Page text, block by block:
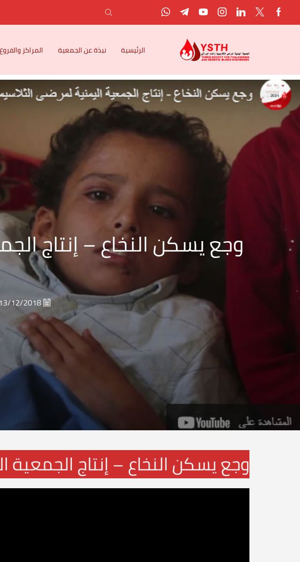
الرئيسية نبذة عن الجمعية المراكز والفروع
وجع يسكن النخاع – إنتاج
13/12/2018
وجع يسكن النخاع – إنتاج الجمعية